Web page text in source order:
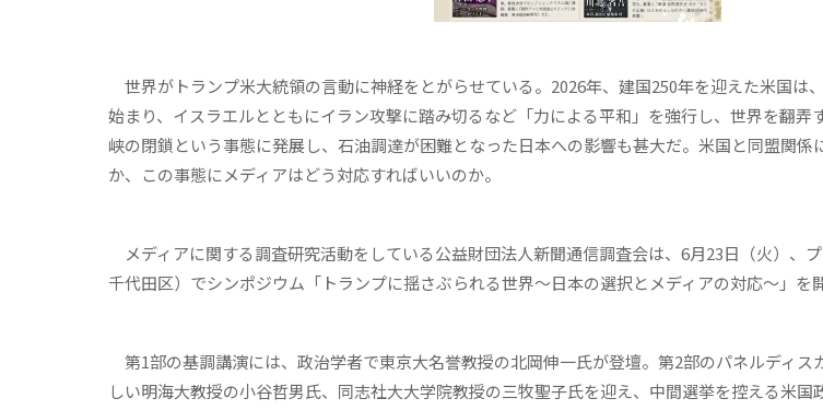
世界がトランプ米大統領の言動に神経をとがらせている。2026年、建国250年を迎えた米国は
始まり、イスラエルとともにイラン攻撃に踏み切るなど「力による平和」を強行し、世界を翻弄
峡の閉鎖という事態に発展し、石油調達が困難となった日本への影響も甚大だ。米国と同盟関係
か、この事態にメディアはどう対応すればいいのか。
メディアに関する調査研究活動をしている公益財団法人新聞通信調査会は、6月23日（火）、
千代田区）でシンポジウム「トランプに揺さぶられる世界～日本の選択とメディアの対応～」を
第1部の基調講演には、政治学者で東京大名誉教授の北岡伸一氏が登壇。第2部のパネルディス
しい明海大教授の小谷哲男氏、同志社大大学院教授の三牧聖子氏を迎え、中間選挙を控える米